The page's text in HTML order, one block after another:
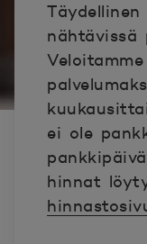
nähtävissä
ei ole
hinnat